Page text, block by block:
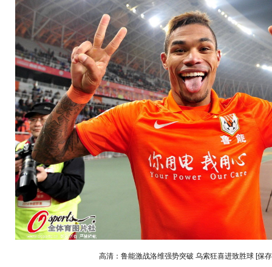
高清：鲁能激战洛维强势突破 乌索狂喜进致胜球 [保